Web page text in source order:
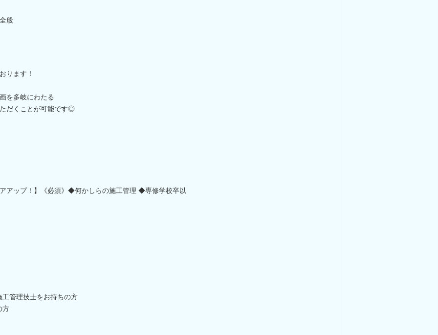
般
ります！
を多岐にわたる
だくことが可能です◎
アップ！】《必須》◆何かしらの施工管理 ◆専修学校卒以
管理技士をお持ちの方
方